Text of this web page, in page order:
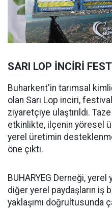
SARI LOP İNCİRİ
Buharkent'in tarımsal
olan Sarı Lop inciri, festival
ziyaretçiye ulaştırıldı.
etkinlikte, ilçenin yöresel
yerel üretimin
öne çıktı.
BUHARYEG Derneği,
diğer yerel paydaşların iş
yaklaşımı doğrultusunda